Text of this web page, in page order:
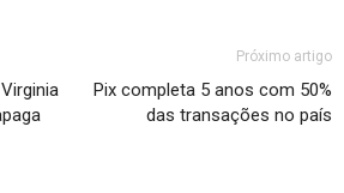
Próximo artigo
Pix completa 5 anos com 50%
das transações no país